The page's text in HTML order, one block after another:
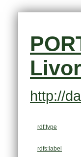
http://
rdf:type
rdfs:label